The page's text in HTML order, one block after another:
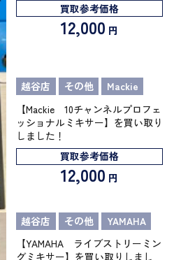
買取参考価格
12,000 円
越谷店 その他
Mackie
【Mackie 10チャンネルプロフェ
ッショナルミキサー】を買い取り
しました！
買取参考価格
12,000 円
越谷店 その他
YAMAHA
【YAMAHA ライブストリーミン
グミキサー】を買い取りしまし